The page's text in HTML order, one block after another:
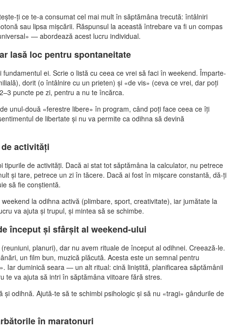
ți ce te-a consumat cel mai mult în săptămâna trecută: întâlniri
sau lipsa mișcării. Răspunsul la această întrebare va fi un compas
— abordează acest lucru individual.
lasă loc pentru spontaneitate
ei. Scrie o listă cu ceea ce vrei să faci în weekend. Împarte-
dorit (o întâlnire cu un prieten) și «de vis» (ceva ce vrei, dar poți
puncte pe zi, pentru a nu te încărca.
unul-două «ferestre libere» în program, când poți face ceea ce îți
de libertate și nu va permite ca odihna să devină
activități
de activități. Dacă ai stat tot săptămâna la calculator, nu petrece
și tare, petrece un zi în tăcere. Dacă ai fost în mișcare constantă, dă-ți
să fie conștientă.
la odihna activă (plimbare, sport, creativitate), iar jumătate la
va ajuta și trupul, și mintea să se schimbe.
început și sfârșit al weekend-ului
planuri), dar nu avem rituale de început al odihnei. Creează-le.
un film bun, muzică plăcută. Acesta este un semnal pentru
Iar duminică seara — un alt ritual: cină liniștită, planificarea săptămânii
te va ajuta să intri în săptămâna viitoare fără stres.
odihnă. Ajută-te să te schimbi psihologic și să nu «tragi» gândurile de
în maratonuri